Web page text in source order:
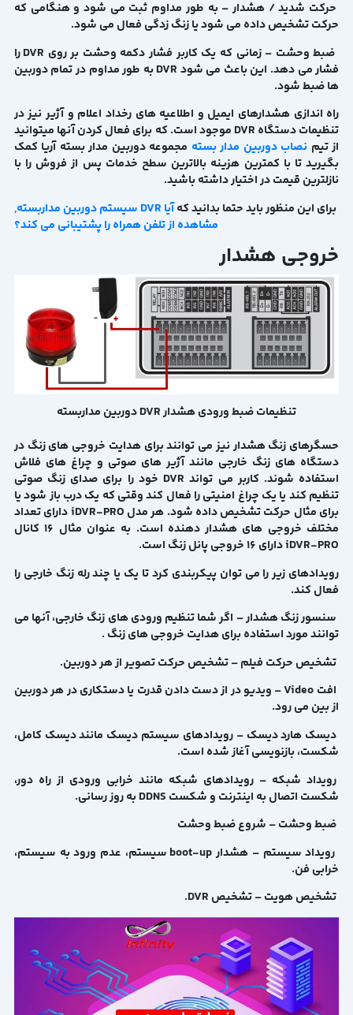
حرکت شدید / هشدار – به طور مداوم ثبت می شود و هنگامی که
حرکت تشخیص داده می شود یا زنگ زدگی فعال می شود.
ضبط وحشت – زمانی که یک کاربر فشار دکمه وحشت بر روی DVR را
فشار می دهد. این باعث می شود DVR به طور مداوم در تمام دوربین
ها ضبط شود.
راه اندازی هشدارهای ایمیل و اطلاعیه های رخداد اعلام و آژیر نیز در
تنظیمات دستگاه DVR موجود است. که برای فعال کردن آنها میتوانید
از تیم نصاب دوربین مدار بسته مجموعه دوربین مدار بسته آریا کمک
بگیرید تا با کمترین هزینه بالاترین سطح خدمات پس از فروش را با
نازلترین قیمت در اختیار داشته باشید.
برای این منظور باید حتما بدانید که
آیا DVR سیستم دوربین مداربسته,
مشاهده از تلفن همراه را پشتیبانی می کند؟
خروجی هشدار
تنظیمات ضبط ورودی هشدار DVR دوربین مداربسته
حسگرهای زنگ هشدار نیز می توانند برای هدایت خروجی های زنگ در
دستگاه های زنگ خارجی مانند آژیر های صوتی و چراغ های فلاش
استفاده شوند. کاربر می تواند DVR خود را برای صدای زنگ صوتی
تنظیم کند یا یک چراغ امنیتی را فعال کند وقتی که یک درب باز شود یا
برای مثال حرکت تشخیص داده شود. هر مدل iDVR-PRO دارای تعداد
مختلف خروجی های هشدار دهنده است. به عنوان مثال 16 کانال
iDVR-PRO دارای 16 خروجی پانل زنگ است.
رویدادهای زیر را می توان پیکربندی کرد تا یک یا چند رله زنگ خارجی را
فعال کند.
سنسور زنگ هشدار – اگر شما تنظیم ورودی های زنگ خارجی، آنها می
توانند مورد استفاده برای هدایت خروجی های زنگ .
تشخیص حرکت فیلم – تشخیص حرکت تصویر از هر دوربین.
افت Video – ویدیو در از دست دادن قدرت یا دستکاری در هر دوربین
از بین می رود.
دیسک هارد دیسک – رویدادهای سیستم دیسک مانند دیسک کامل،
شکست، بازنویسی آغاز شده است.
رویداد شبکه – رویدادهای شبکه مانند خرابی ورودی از راه دور،
شکست اتصال به اینترنت و شکست DDNS به روز رسانی.
ضبط وحشت – شروع ضبط وحشت
رویداد سیستم – هشدار boot-up سیستم، عدم ورود به سیستم،
خرابی فن.
تشخیص هویت – تشخیص DVR.